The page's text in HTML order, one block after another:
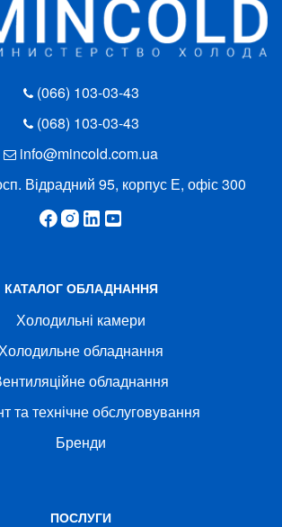
(066) 103-03-43
(068) 103-03-43
info@mincold.com.ua
Відрадний 95, корпус Е, офіс 300
КАТАЛОГ ОБЛАДНАННЯ
Холодильні камери
обладнання
обладнання
та технічне обслуговування
Бренди
ПОСЛУГИ